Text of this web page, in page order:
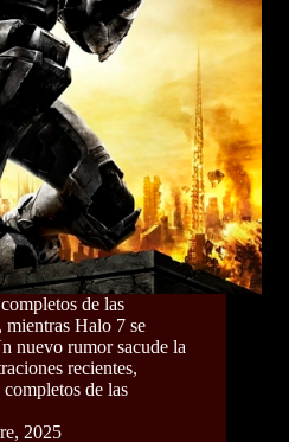
de las
Halo 7 se
nuevo rumor sacude la
recientes,
de las
2025